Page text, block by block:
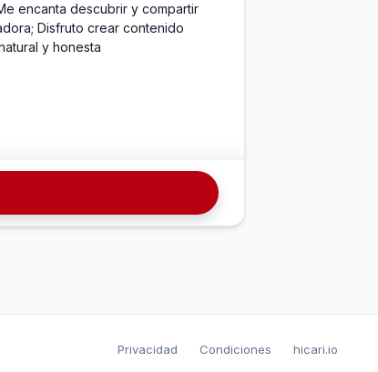
encanta descubrir y compartir
Disfruto crear contenido
y honesta
Privacidad Condiciones hicari.io